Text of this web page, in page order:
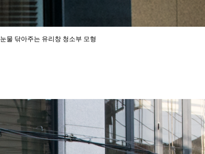
눈물 닦아주는 유리창 청소부 모형